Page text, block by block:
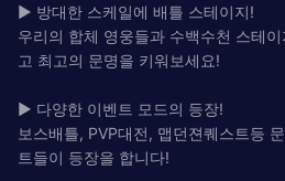
▶ 방대한 스케일에 배틀 스테이지!
우리의 합체 영웅들과 수백수천 스테
고 최고의 문명을 키워보세요!
▶ 다양한 이벤트 모드의 등장!
보스배틀, PVP대전, 맵던젼퀘스트등
트들이 등장을 합니다!